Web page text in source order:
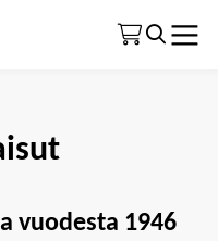
vuodesta 1946